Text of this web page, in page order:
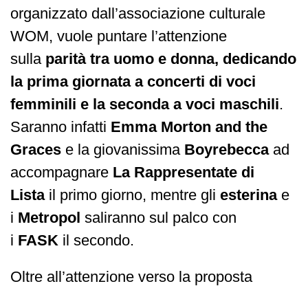
organizzato dall’associazione culturale
WOM, vuole puntare l’attenzione
sulla parità tra uomo e donna, dedicando
la prima giornata a concerti di voci
femminili e la seconda a voci maschili.
Saranno infatti Emma Morton and the
Graces e la giovanissima Boyrebeccaad
accompagnare La Rappresentate di
Listail primo giorno, mentre gli esterina e
i Metropol saliranno sul palco con
i FASK il secondo.
Oltre all’attenzione verso la proposta